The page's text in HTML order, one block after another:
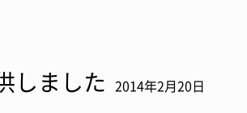
しました 2014年2月20日